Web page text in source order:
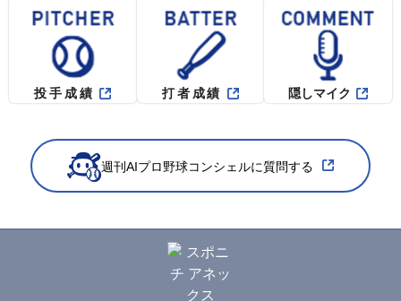
投手成績 打者成績 隠しマイク
週刊AIプロ野球コンシェルに質問する